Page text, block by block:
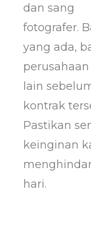
dan sang
fotografer.
yang ada,
perusahaan
lain
kontrak
Pastikan
keinginan
hari.